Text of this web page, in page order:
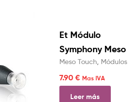
Et Módulo
Symphony Meso
Meso Touch Módulos
7.90 € Mas IVA
Leer más